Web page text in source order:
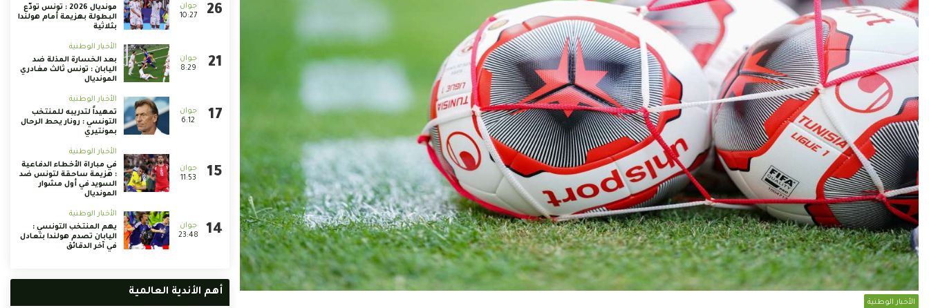
الأخبار الوطنية
10:27
مونديال 2026 : تونس تودّع
البطولة بهزيمة أمام هولندا
بثلاثية
8:29
الأخبار الوطنية
بعد الخسارة المذلة ضد
اليابان : تونس ثالث مغادري
المونديال
6:12
الأخبار الوطنية
تمهيداً لتدريبه للمنتخب
التونسي : رونار يحط الرحال
بمونتيري
11:53
الأخبار الوطنية
في مباراة الأخطاء الدفاعية
: هزيمة ساحقة لتونس ضد
السويد في أول مشوار
المونديال
23:48
الأخبار الوطنية
يهم المنتخب التونسي :
اليابان تصدم هولندا بتعادل
في آخر الدقائق
أهم الأندية العالمية